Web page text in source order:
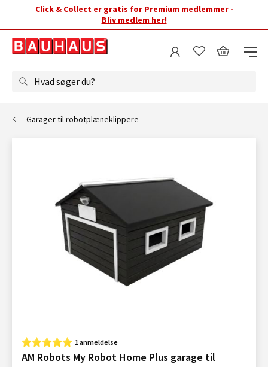
Click & Collect er gratis for Premium medlemmer -
Bliv medlem her!
Hvad søger du?
Garager til robotplæneklippere
1 anmeldelse
AM Robots My Robot Home Plus garage til